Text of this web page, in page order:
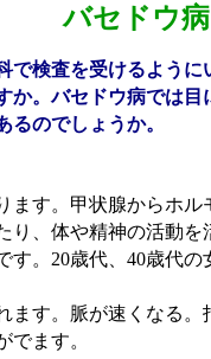
ドウ病
で検査を受けるよう
か。バセドウ病では
るのでしょうか。
ます。甲状腺からホ
り、体や精神の活動を
す。20歳代、40歳代の
す。脈が速くなる
ます。